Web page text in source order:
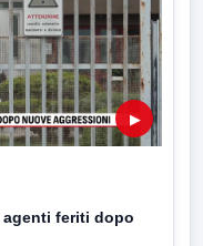
▶
feriti dopo